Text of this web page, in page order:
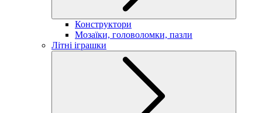
Конструктори
Мозаїки, головоломки, пазли
Літні іграшки